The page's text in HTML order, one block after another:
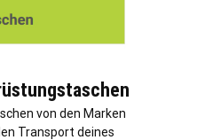
von den Marken
Transport deines